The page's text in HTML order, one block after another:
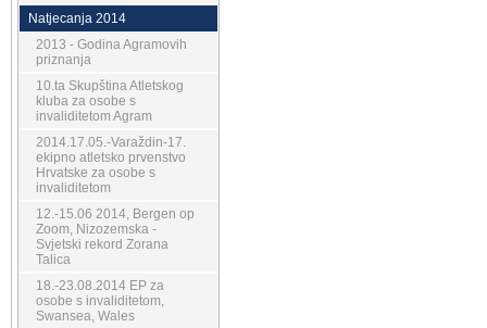
Natjecanja 2014
2013 - Godina Agramovih
priznanja
10.ta Skupština Atletskog
kluba za osobe s
invaliditetom Agram
2014.17.05.-Varaždin-17.
ekipno atletsko prvenstvo
Hrvatske za osobe s
invaliditetom
12.-15.06 2014, Bergen op
Zoom, Nizozemska -
Svjetski rekord Zorana
Talica
18.-23.08.2014 EP za
osobe s invaliditetom,
Swansea, Wales